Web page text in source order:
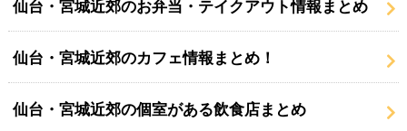
仙台・宮城近郊のお弁当・テイクアウト情報まとめ
仙台・宮城近郊のカフェ情報まとめ！
仙台・宮城近郊の個室がある飲食店まとめ